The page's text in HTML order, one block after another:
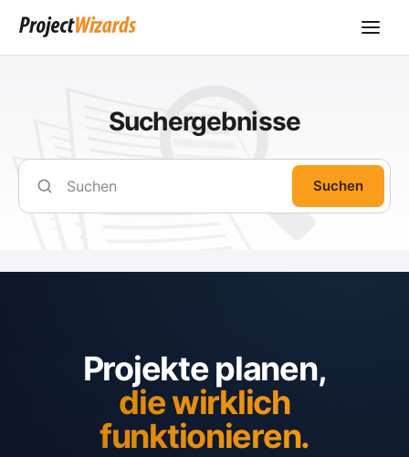
Suchergebnisse
Suchen
Projekte planen,
die wirklich
funktionieren.